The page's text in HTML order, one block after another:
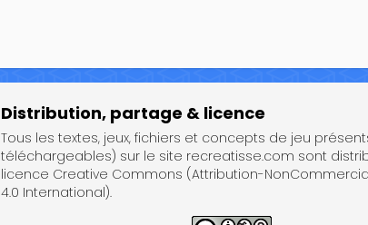
Distribution, partage & licence
Tous les textes, jeux, fichiers et concepts de jeu
téléchargeables) sur le site recreatisse.com sont
licence Creative Commons (Attribution-
4.0 International).